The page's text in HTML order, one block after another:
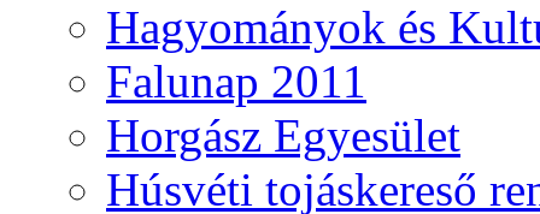
Hagyományok és
Falunap 2011
Horgász Egyesület
Húsvéti tojáskereső